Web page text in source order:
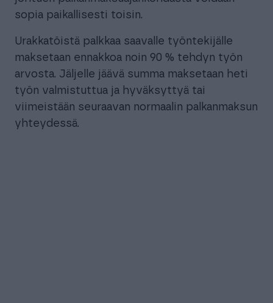
sopia paikallisesti toisin.
Urakkatöistä palkkaa saavalle työntekijälle
maksetaan ennakkoa noin 90 % tehdyn työn
arvosta. Jäljelle jäävä summa maksetaan heti
työn valmistuttua ja hyväksyttyä tai
viimeistään seuraavan normaalin palkanmaksun
yhteydessä.